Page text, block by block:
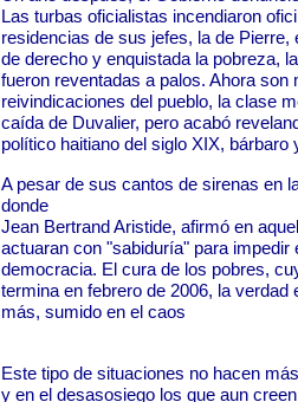
Las turbas oficialistas incendiaron
residencias de sus jefes, la de
de derecho y enquistada la pobreza,
fueron reventadas a palos. Ahora
reivindicaciones del pueblo, la clase
caída de Duvalier, pero acabó
político haitiano del siglo XIX, bárbaro
A pesar de sus cantos de sirenas en
donde
Jean Bertrand Aristide, afirmó en
actuaran con "sabiduría" para impedir
democracia. El cura de los pobres,
termina en febrero de 2006, la
más, sumido en el caos
Este tipo de situaciones no hacen
y en el desasosiego los que aun